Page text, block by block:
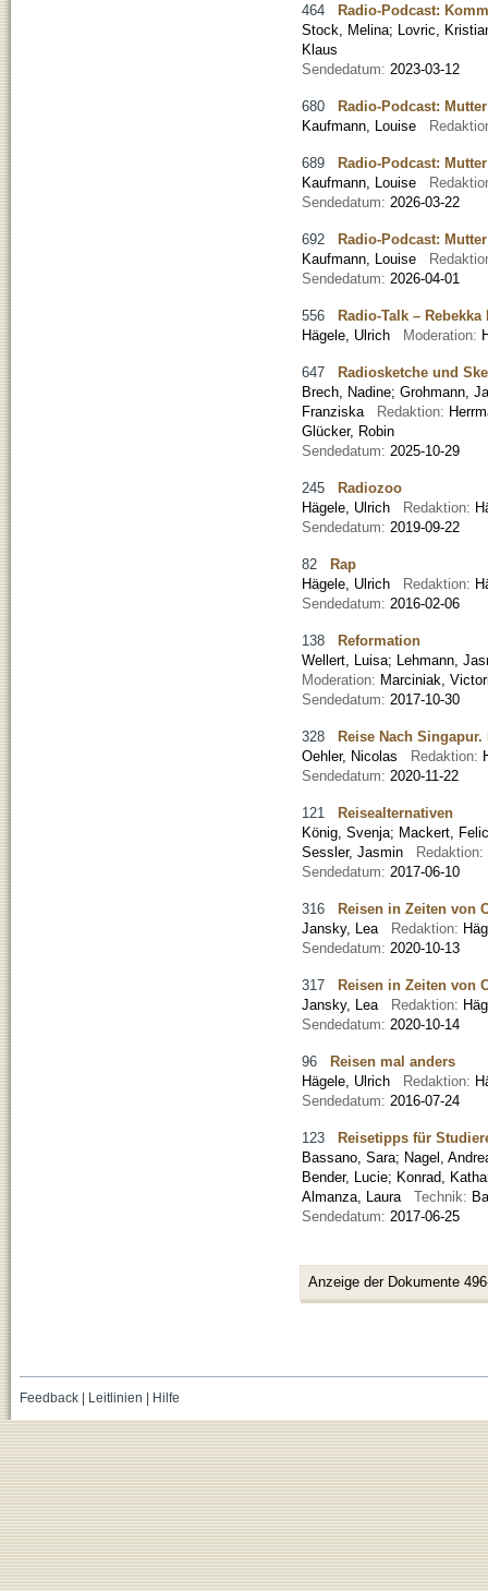
464 Radio-Podcast:
Stock, Melina; Lovric,
Klaus
Sendedatum: 2023-03-12
680 Radio-Podcast:
Kaufmann, Louise
689 Radio-Podcast:
Kaufmann, Louise
Sendedatum: 2026-03-22
692 Radio-Podcast:
Kaufmann, Louise
Sendedatum: 2026-04-01
556 Radio-Talk –
Hägele, Ulrich
Moderation:
647 Radiosketche und
Brech, Nadine; Grohmann,
Franziska
Redaktion:
Glücker, Robin
Sendedatum: 2025-10-29
245 Radiozoo
Hägele, Ulrich
Redaktion:
Sendedatum: 2019-09-22
82 Rap
Hägele, Ulrich
Redaktion:
Sendedatum: 2016-02-06
138 Reformation
Wellert, Luisa; Lehmann,
Moderation: Marciniak,
Sendedatum: 2017-10-30
328 Reise Nach
Oehler, Nicolas
Redaktion:
Sendedatum: 2020-11-22
121 Reisealternativen
König, Svenja; Mackert,
Sessler, Jasmin
Redaktion:
Sendedatum: 2017-06-10
316 Reisen in Zeiten von
Jansky, Lea
Redaktion:
Sendedatum: 2020-10-13
317 Reisen in Zeiten von
Jansky, Lea
Redaktion:
Sendedatum: 2020-10-14
96 Reisen mal anders
Hägele, Ulrich
Redaktion:
Sendedatum: 2016-07-24
123 Reisetipps für
Bassano, Sara; Nagel,
Bender, Lucie; Konrad,
Almanza, Laura Technik:
Sendedatum: 2017-06-25
Anzeige der Dokumente
Feedback| Leitlinien | Hilfe